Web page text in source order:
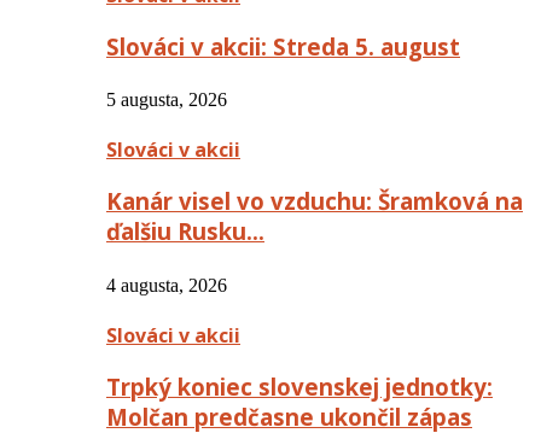
Slováci v akcii: Streda 5. august
5 augusta, 2026
Slováci v akcii
Kanár visel vo vzduchu: Šramková na
ďalšiu Rusku…
4 augusta, 2026
Slováci v akcii
Trpký koniec slovenskej jednotky:
Molčan predčasne ukončil zápas